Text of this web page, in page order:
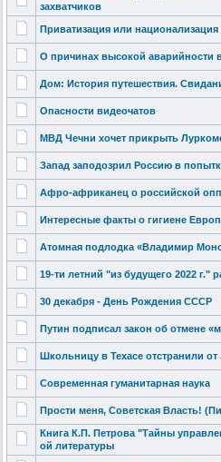
захватчиков
Приватизация или национализация
О причинах высокой аварийности
Дом: История путешествия.
Опасности видеочатов
МВД Чечни хочет прикрыть
Запад заподозрил Россию в
Афро-африканец о российской
Интересные факты о гигиене
Атомная подлодка «Владимир
19-ти летний "из будущего 2022 г."
30 декабря - День Рождения СССР
Путин подписал закон об отмене
Школьницу в Техасе отстранили от
Современная гуманитарная наука
Прости меня, Советская Власть!
Книга К.П. Петрова "Тайны
ой литературы